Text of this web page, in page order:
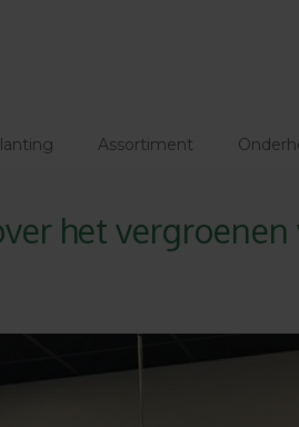
Assortiment
het